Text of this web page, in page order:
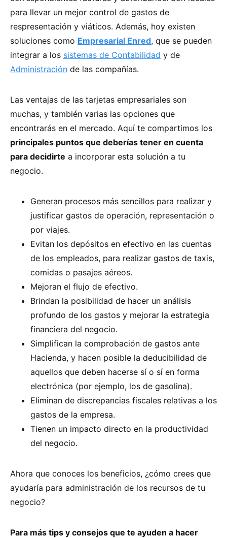
para llevar un mejor control de gastos de
respresentación y viáticos. Además, hoy existen
soluciones como Empresarial Enred, que se pueden
integrar a los sistemas de Contabilidad y de
Administración de las compañías.
Las ventajas de las tarjetas empresariales son
muchas, y también varias las opciones que
encontrarás en el mercado. Aquí te compartimos los
principales puntos que deberías tener en cuenta
para decidirte a incorporar esta solución a tu
negocio.
Generan procesos más sencillos para realizar y
justificar gastos de operación, representación o
por viajes.
Evitan los depósitos en efectivo en las cuentas
de los empleados, para realizar gastos de taxis,
comidas o pasajes aéreos.
Mejoran el flujo de efectivo.
Brindan la posibilidad de hacer un análisis
profundo de los gastos y mejorar la estrategia
financiera del negocio.
Simplifican la comprobación de gastos ante
Hacienda, y hacen posible la deducibilidad de
aquellos que deben hacerse sí o sí en forma
electrónica (por ejemplo, los de gasolina).
Eliminan de discrepancias fiscales relativas a los
gastos de la empresa.
Tienen un impacto directo en la productividad
del negocio.
Ahora que conoces los beneficios, ¿cómo crees que
ayudaría para administración de los recursos de tu
negocio?
Para más tips y consejos que te ayuden a hacer